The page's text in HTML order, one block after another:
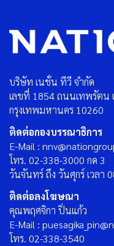
บริษัท เนชั่น ทีวี จำกัด
เลขที่ 1854 ถนนเทพรัตน
กรุงเทพมหานคร 10260
ติดต่อกองบรรณาธิการ
E-Mail :
โทร. 02-338-3000 กด 3
วันจันทร์ ถึง วันศุกร์ เวลา
ติดต่อลงโฆษณา
คุณพฤศจิกา ปิ่นแก้ว
E-Mail :
โทร. 02-338-3540